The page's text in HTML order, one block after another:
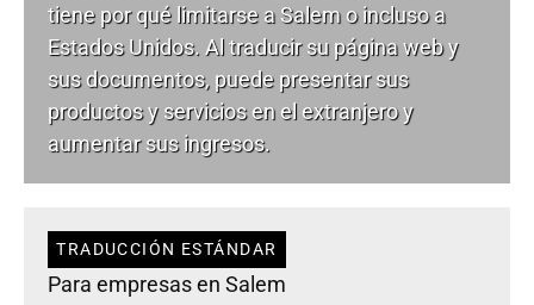
tiene por qué limitarse a Salem o incluso a
Estados Unidos. Al traducir su página web y
sus documentos, puede presentar sus
productos y servicios en el extranjero y
aumentar sus ingresos.
TRADUCCIÓN ESTÁNDAR
Para empresas en Salem